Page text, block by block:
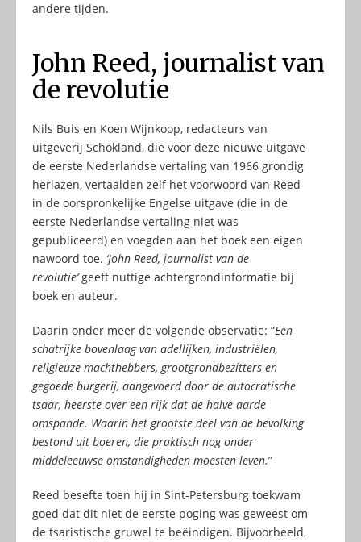
andere tijden.
John Reed, journalist van
de revolutie
Nils Buis en Koen Wijnkoop, redacteurs van
uitgeverij Schokland, die voor deze nieuwe uitgave
de eerste Nederlandse vertaling van 1966 grondig
herlazen, vertaalden zelf het voorwoord van Reed
in de oorspronkelijke Engelse uitgave (die in de
eerste Nederlandse vertaling niet was
gepubliceerd) en voegden aan het boek een eigen
nawoord toe. ‘John Reed, journalist van de
revolutie’geeft nuttige achtergrondinformatie bij
boek en auteur.
Daarin onder meer de volgende observatie: “Een
schatrijke bovenlaag van adellijken, industriëlen,
religieuze machthebbers, grootgrondbezitters en
gegoede burgerij, aangevoerd door de autocratische
tsaar, heerste over een rijk dat de halve aarde
omspande. Waarin het grootste deel van de bevolking
bestond uit boeren, die praktisch nog onder
middeleeuwse omstandigheden moesten leven.”
Reed besefte toen hij in Sint-Petersburg toekwam
goed dat dit niet de eerste poging was geweest om
de tsaristische gruwel te beëindigen. Bijvoorbeeld,